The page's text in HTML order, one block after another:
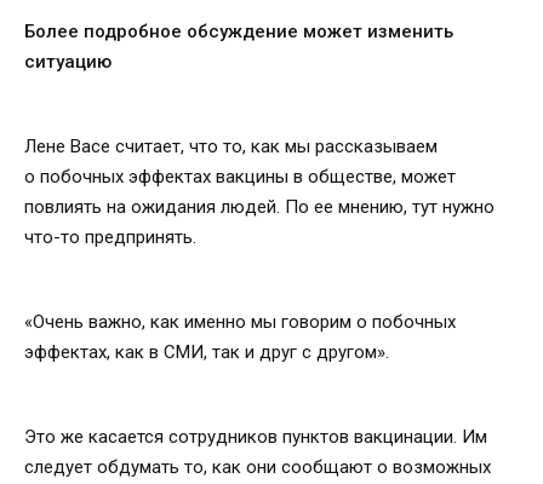
Более подробное обсуждение может изменить
ситуацию
Лене Васе считает, что то, как мы рассказываем
о побочных эффектах вакцины в обществе, может
повлиять на ожидания людей. По ее мнению, тут нужно
что-то предпринять.
«Очень важно, как именно мы говорим о побочных
эффектах, как в СМИ, так и друг с другом».
Это же касается сотрудников пунктов вакцинации. Им
следует обдумать то, как они сообщают о возможных